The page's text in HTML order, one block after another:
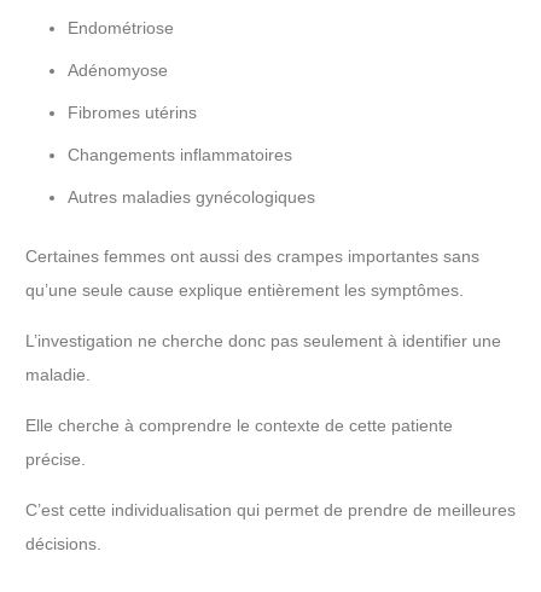
Endométriose
Adénomyose
Fibromes utérins
Changements inflammatoires
Autres maladies gynécologiques
Certaines femmes ont aussi des crampes importantes sans
qu’une seule cause explique entièrement les symptômes.
L’investigation ne cherche donc pas seulement à identifier une
maladie.
Elle cherche à comprendre le contexte de cette patiente
précise.
C’est cette individualisation qui permet de prendre de meilleures
décisions.